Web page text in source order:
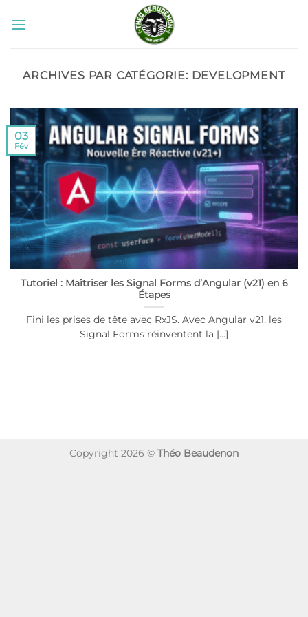
au
ARCHIVES PAR CATÉGORIE: DEVELOPMENT
Tutoriel : Maîtriser les Signal Forms d’Angular (v21) en 6
Étapes
Fini les prises de tête avec RxJS. Avec Angular v21, les
Signal Forms réinventent la [...]
03
Fév
Copyright 2026 © Théo Beaudenon